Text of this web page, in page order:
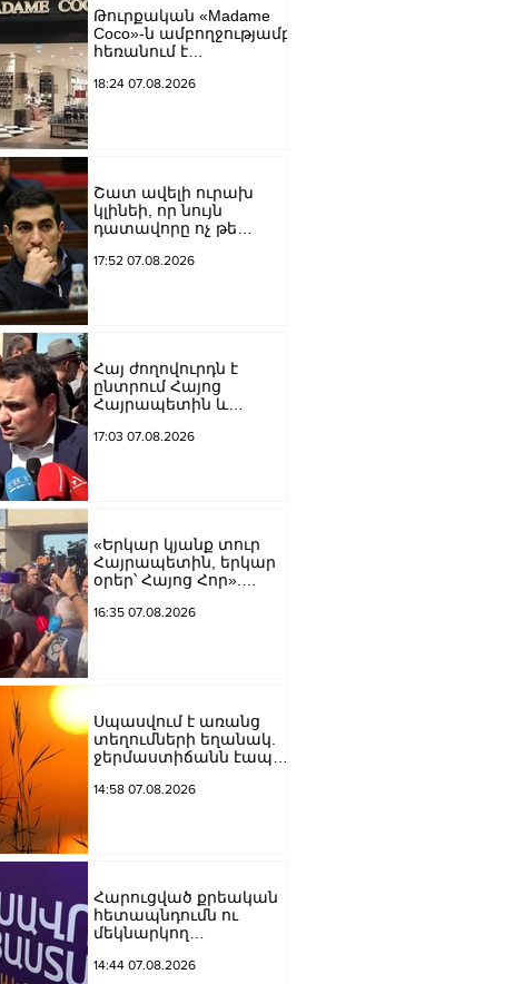
կամքին
հպատակեցնելու
համար․ Վեհափառ
Թուրքական «Madame
Coco»-ն ամբողջությամբ
հեռանում է
կփակվի 29 խանութ
18:24 07.08.2026
Շատ ավելի ուրախ
կլինեի, որ նույն
դատավորը ոչ թե
կարճեր քրեական
17:52 07.08.2026
Հայ ժողովուրդն է
ընտրում Հայոց
Հայրապետին և
ընթացակարգ չկա, չի էլ
17:03 07.08.2026
«Երկար կյանք տուր
Հայրապետին, երկար
օրեր՝ Հայոց Հոր».
դատարանի բակում
16:35 07.08.2026
Սպասվում է առանց
տեղումների եղանակ.
ջերմաստիճանն էապես
14:58 07.08.2026
Հարուցված քրեական
հետապնդումն ու
մեկնարկող
վերջին տարիներին
14:44 07.08.2026